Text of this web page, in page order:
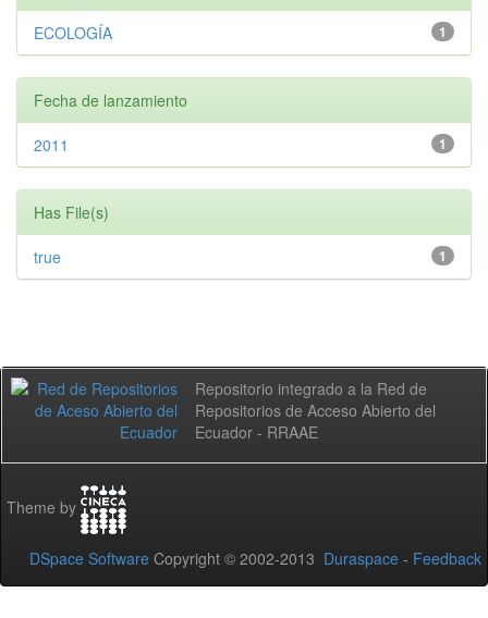
1
ECOLOGÍA
Fecha de lanzamiento
1
2011
Has File(s)
1
true
Repositorio integrado a la Red de
Repositorios de Acceso Abierto del
Ecuador - RRAAE
Theme by
DSpace Software Copyright © 2002-2013 Duraspace - Feedback